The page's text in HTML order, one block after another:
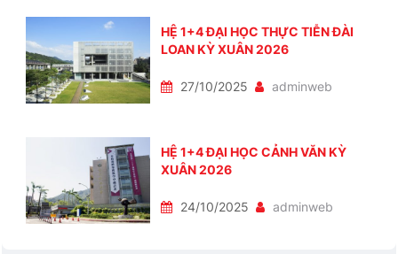
HỆ 1+4 ĐẠI HỌC THỰC TIỄN ĐÀI
LOAN KỲ XUÂN 2026
27/10/2025 adminweb
HỆ 1+4 ĐẠI HỌC CẢNH VĂN KỲ
XUÂN 2026
24/10/2025 adminweb